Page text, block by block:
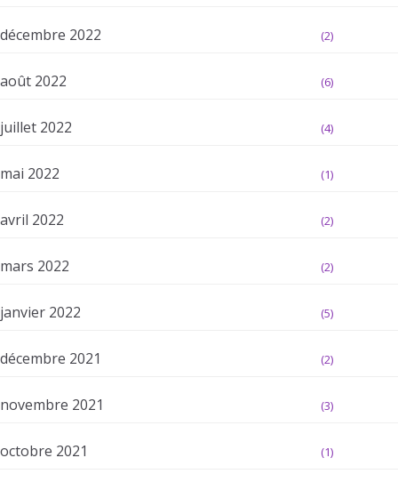
décembre 2022 (2)
août 2022 (6)
juillet 2022 (4)
mai 2022 (1)
avril 2022 (2)
mars 2022 (2)
janvier 2022 (5)
décembre 2021 (2)
novembre 2021 (3)
octobre 2021 (1)